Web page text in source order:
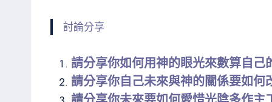
討論分享
請分享你如何用神的眼光來數算自己
請分享你自己未來與神的關係要如何